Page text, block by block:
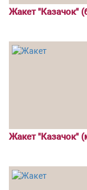
Жакет "Казачок"
Жакет "Казачок"